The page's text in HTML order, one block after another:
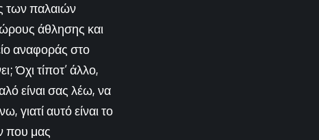
των παλαιών
άθλησης και
αναφοράς στο
Όχι τίποτ’ άλλο,
είναι σας λέω, να
γιατί αυτό είναι το
που μας